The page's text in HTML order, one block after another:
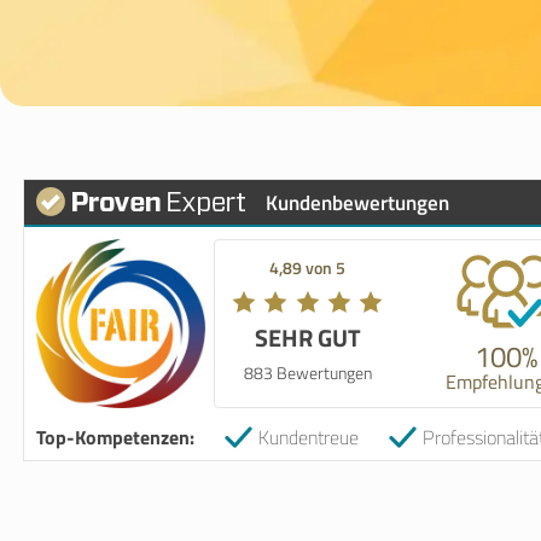
Kundenbewertungen
4,89 von 5
SEHR GUT
883 Bewertungen 100%
Top-Kompetenzen: Kundentreue